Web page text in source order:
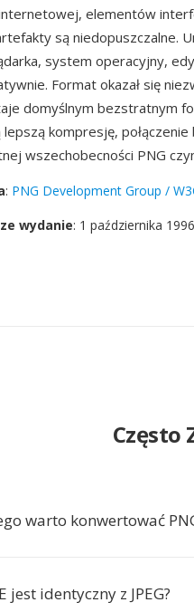
elementów
są niedopuszczalne.
system operacyjny,
Format okazał się
domyślnym bezstratnym
kompresję,
wszechobecności PNG
: PNG Development Group /
wydanie: 1 października 1996
Często
warto konwertować
jest identyczny z JPEG?